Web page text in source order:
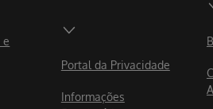
e
Portal da Privacidade
Informações